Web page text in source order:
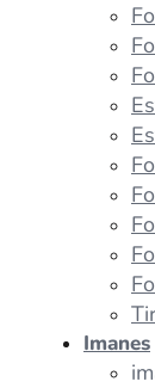
Imanes